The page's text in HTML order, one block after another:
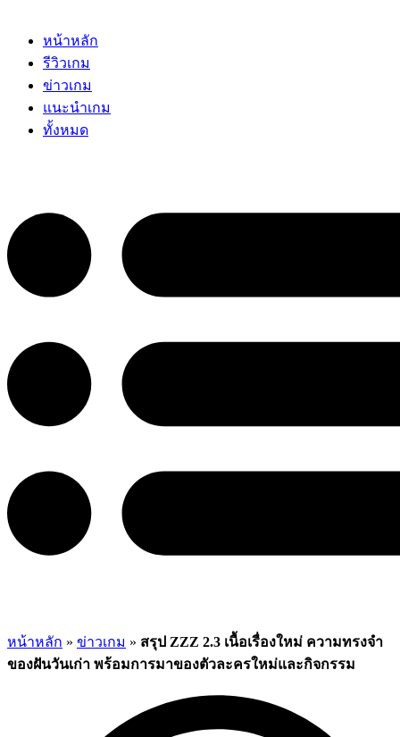
หน้าหลัก
รีวิวเกม
ข่าวเกม
แนะนำเกม
ทั้งหมด
หน้าหลัก » ข่าวเกม » สรุป ZZZ 2.3 เนื้อเรื่องใหม่ ความทรงจำ
ของฝันวันเก่า พร้อมการมาของตัวละครใหม่และกิจกรรม